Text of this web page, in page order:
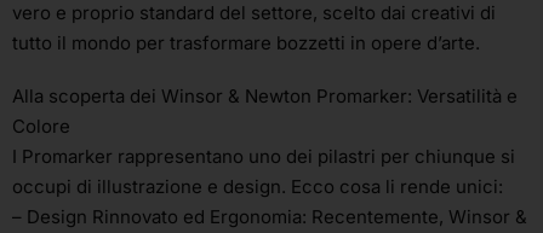
vero e proprio standard del settore, scelto dai creativi di
tutto il mondo per trasformare bozzetti in opere d’arte.
Alla scoperta dei Winsor & Newton Promarker: Versatilità e
Colore
I Promarker rappresentano uno dei pilastri per chiunque si
occupi di illustrazione e design. Ecco cosa li rende unici:
– Design Rinnovato ed Ergonomia: Recentemente, Winsor &